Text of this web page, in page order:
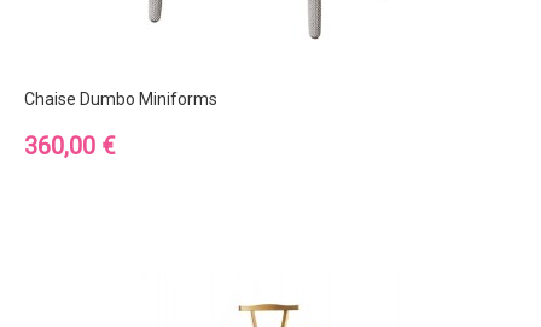
Chaise Dumbo Miniforms
Prix
360,00 €